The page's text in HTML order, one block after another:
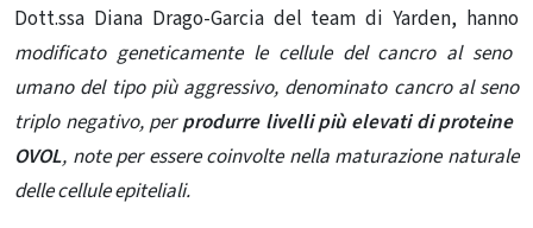
Dott.ssa Diana Drago-Garcia del team di Yarden, hanno
modificato geneticamente le cellule del cancro al seno
umano del tipo più aggressivo, denominato cancro al seno
triplo negativo, perprodurre livelli più elevati di proteine ​​
OVOL, note per essere coinvolte nella maturazione naturale
delle cellule epiteliali.